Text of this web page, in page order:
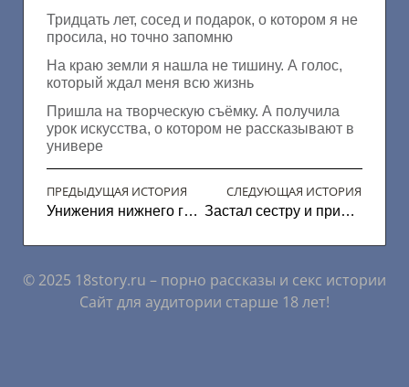
Тридцать лет, сосед и подарок, о котором я не
просила, но точно запомню
На краю земли я нашла не тишину. А голос,
который ждал меня всю жизнь
Пришла на творческую съёмку. А получила
урок искусства, о котором не рассказывают в
универе
ПРЕДЫДУЩАЯ ИСТОРИЯ
Унижения нижнего группой домин
СЛЕДУЮЩАЯ ИСТОРИЯ
Застал сестру и присоединился
© 2025 18story.ru – порно рассказы и секс истории
Сайт для аудитории старше 18 лет!